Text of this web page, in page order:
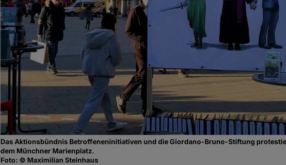
Das Aktionsbündnis Betroffeneninitiativen und die Giordano-Bruno-Stiftung
dem Münchner Marienplatz.
Foto: © Maximilian Steinhaus